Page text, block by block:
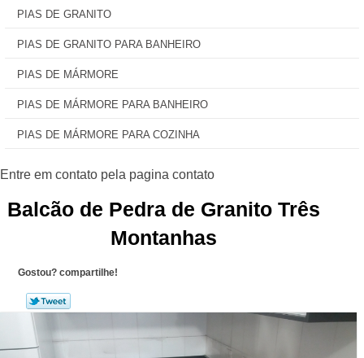
PIAS DE GRANITO
PIAS DE GRANITO PARA BANHEIRO
PIAS DE MÁRMORE
PIAS DE MÁRMORE PARA BANHEIRO
PIAS DE MÁRMORE PARA COZINHA
Balcão de Pedra de Granito Três
Montanhas
Gostou? compartilhe!